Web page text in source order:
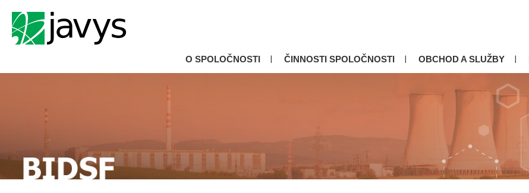
O SPOLOČNOSTI ČINNOSTI SPOLOČNOSTI OBCHOD A SLUŽBY